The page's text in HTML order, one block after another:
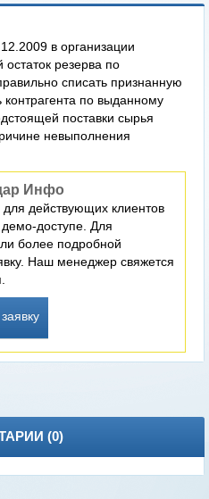
в организации
резерва по
списать признанную
по выданному
поставки сырья
невыполнения
Инфо
действующих клиентов
доступе. Для
более подробной
Наш менеджер свяжется
(0)